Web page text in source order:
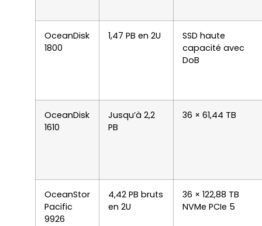
OceanDisk
1800
1,47 PB en 2U
SSD haute
capacité avec
DoB
OceanDisk
1610
Jusqu’à 2,2
PB
36 × 61,44 TB
OceanStor
Pacific
9926
4,42 PB bruts
en 2U
36 × 122,88 TB
NVMe PCIe 5